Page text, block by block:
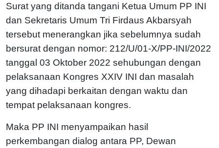
Surat yang ditanda tangani Ketua Umum PP INI
dan Sekretaris Umum Tri Firdaus Akbarsyah
tersebut menerangkan jika sebelumnya sudah
bersurat dengan nomor: 212/U/01-X/PP-INI/2022
tanggal 03 Oktober 2022 sehubungan dengan
pelaksanaan Kongres XXIV INI dan masalah
yang dihadapi berkaitan dengan waktu dan
tempat pelaksanaan kongres.
Maka PP INI menyampaikan hasil
perkembangan dialog antara PP, Dewan